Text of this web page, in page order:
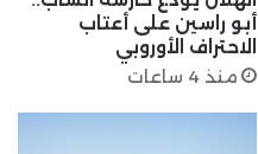
أبو راسين على أعتاب
الاحتراف الأوروبي
منذ 4 ساعات